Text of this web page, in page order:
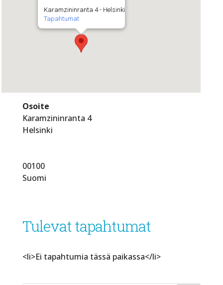
Karamzininranta 4 - Helsinki
Tapahtumat
Osoite
Karamzininranta 4
Helsinki
00100
Suomi
Tulevat tapahtumat
<li>Ei tapahtumia tässä paikassa</li>